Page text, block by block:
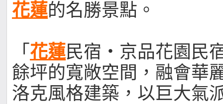
花蓮的名勝景點。
「 花蓮民宿‧京品花園民
餘坪的寬敞空間，融會華
洛克風格建築，以巨大氣